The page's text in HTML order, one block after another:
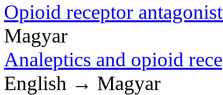
Opioid receptor
Magyar
Analeptics and opioid
English → Magyar